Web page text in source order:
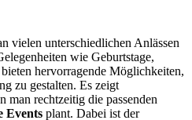
vielen unterschiedlichen Anlässen
wie Geburtstage,
hervorragende Möglichkeiten,
zu gestalten. Es zeigt
man rechtzeitig die passenden
Events plant. Dabei ist der